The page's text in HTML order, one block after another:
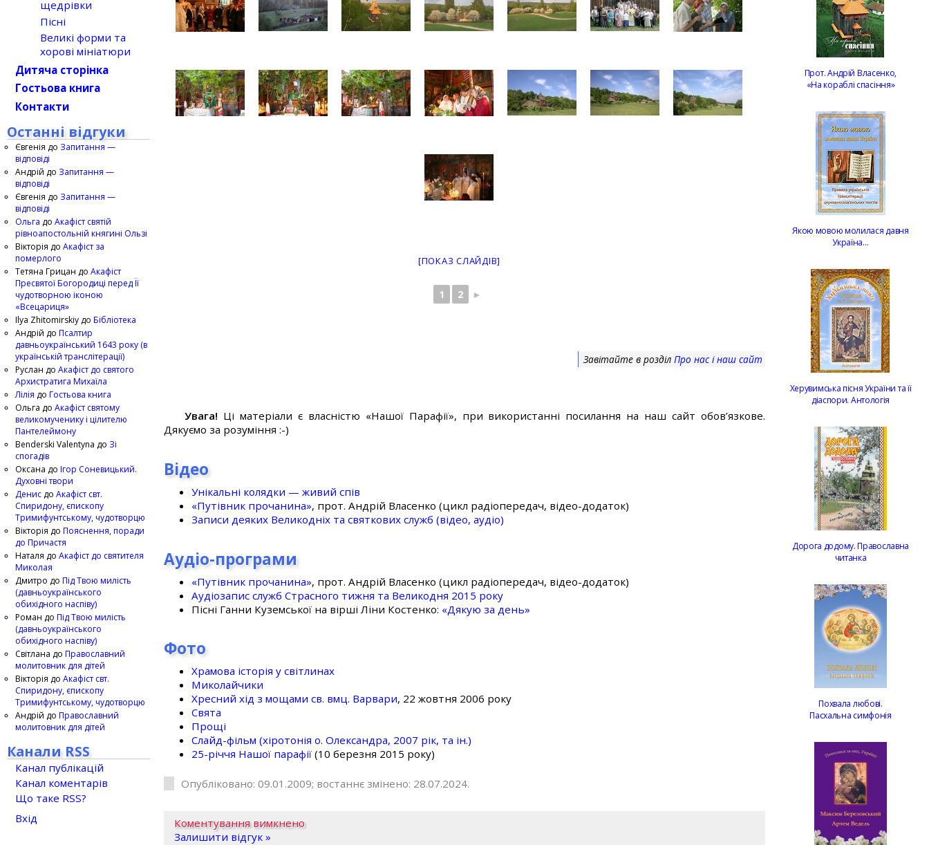
[ПОКАЗ СЛАЙДІВ]
1 2 ►
Завітайте в розділ Про нас і наш сайт
Увага! Ці матеріали є власністю «Нашої Парафії», при використанні посилання на наш сайт обов’язкове.
Дякуємо за розуміння :-)
Відео
Унікальні колядки — живий спів
«Путівник прочанина», прот. Андрій Власенко (цикл радіопередач, відео-додаток)
Записи деяких Великодніх та святкових служб (відео, аудіо)
Аудіо-програми
«Путівник прочанина», прот. Андрій Власенко (цикл радіопередач, відео-додаток)
Аудіозапис служб Страсного тижня та Великодня 2015 року
Пісні Ганни Куземської на вірші Ліни Костенко: «Дякую за день»
Фото
Храмова історія у світлинах
Миколайчики
Хресний хід з мощами св. вмц. Варвари, 22 жовтня 2006 року
Свята
Прощі
Слайд-фільм (хіротонія о. Олександра, 2007 рік, та ін.)
25-рiччя Нашої парафiї (10 березня 2015 року)
Опубліковано: 09.01.2009; востаннє змінено: 28.07.2024.
Коментування вимкнено
Залишити відгук »
щедрівки
Пісні
Великі форми та
хорові мініатюри
Дитяча сторінка
Гостьова книга
Контакти
Останні відгуки
Євгенія до Запитання —
відповіді
Андрій до Запитання —
відповіді
Євгенія до Запитання —
відповіді
Ольга до Акафіст святій
рівноапостольній княгині Ользі
Вікторія до Акафіст за
померлого
Тетяна Грицан до Акафіст
Пресвятої Богородиці перед Її
чудотворною іконою
«Всецариця»
Ilya Zhitomirskiy до Бібліотека
Андрій до Псалтир
давньоукраїнський 1643 року (в
українській транслітерації)
Руслан до Акафіст до святого
Архистратига Михаїла
Лілія до Гостьова книга
Ольга до Акафіст святому
великомученику і цілителю
Пантелеймону
Benderski Valentyna до Зі
спогадів
Оксана до Ігор Соневицький.
Духовні твори
Денис до Акафіст свт.
Спиридону, єпископу
Тримифунтському, чудотворцю
Вікторія до Пояснення, поради
до Причастя
Наталя до Акафіст до святителя
Миколая
Дмитро до Під Твою милість
(давньоукраїнського
обихідного наспіву)
Роман до Під Твою милість
(давньоукраїнського
обихідного наспіву)
Світлана до Православний
молитовник для дітей
Вікторія до Акафіст свт.
Спиридону, єпископу
Тримифунтському, чудотворцю
Андрій до Православний
молитовник для дітей
Канали RSS
Канал публікацій
Канал коментарів
Що таке RSS?
Вхід
Прот. Андрій Власенко,
«На кораблі спасіння»
Якою мовою молилася давня
Україна…
Херувимська пісня України та її
діаспори. Антологія
Дорога додому. Православна
читанка
Похвала любові.
Пасхальна симфонія